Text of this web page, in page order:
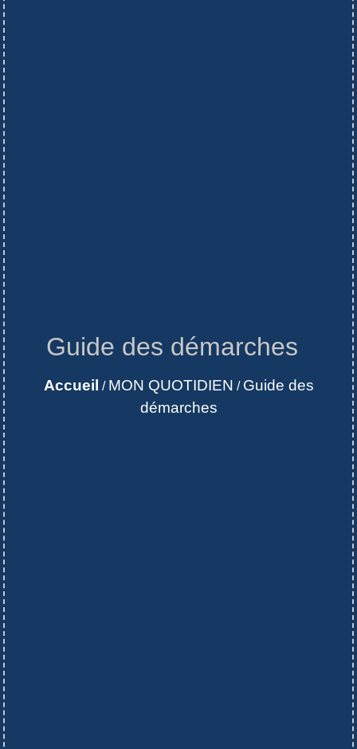
Guide des démarches
Accueil / MON QUOTIDIEN / Guide des
démarches